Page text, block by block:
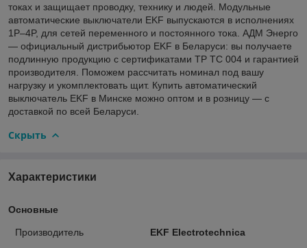
токах и защищает проводку, технику и людей. Модульные
автоматические выключатели EKF выпускаются в исполнениях
1P–4P, для сетей переменного и постоянного тока. АДМ Энерго
— официальный дистрибьютор EKF в Беларуси: вы получаете
подлинную продукцию с сертификатами ТР ТС 004 и гарантией
производителя. Поможем рассчитать номинал под вашу
нагрузку и укомплектовать щит. Купить автоматический
выключатель EKF в Минске можно оптом и в розницу — с
доставкой по всей Беларуси.
Скрыть
Характеристики
Основные
Производитель EKF Electrotechnica